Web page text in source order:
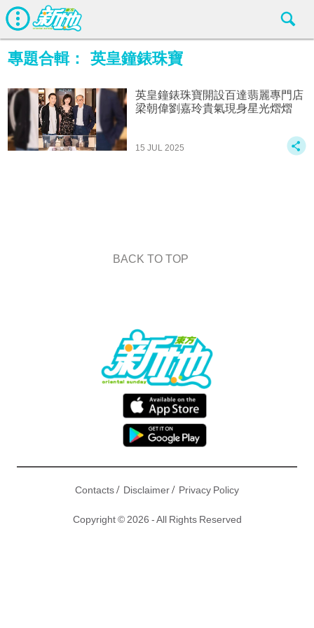
專題合輯： 英皇鐘錶珠寶
英皇鐘錶珠寶開設百達翡麗專門店
梁朝偉劉嘉玲貴氣現身星光熠熠
15 JUL 2025
BACK TO TOP
Contacts/ Disclaimer/ Privacy Policy
Copyright © 2026 - All Rights Reserved